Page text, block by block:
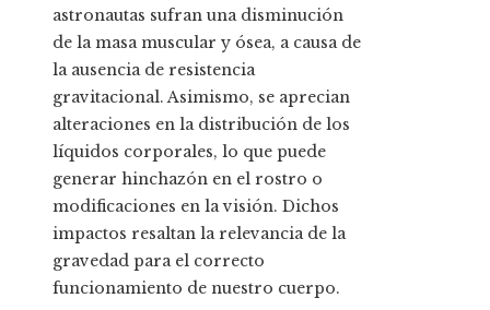
astronautas sufran una disminución
de la masa muscular y ósea, a causa de
la ausencia de resistencia
gravitacional. Asimismo, se aprecian
alteraciones en la distribución de los
líquidos corporales, lo que puede
generar hinchazón en el rostro o
modificaciones en la visión. Dichos
impactos resaltan la relevancia de la
gravedad para el correcto
funcionamiento de nuestro cuerpo.